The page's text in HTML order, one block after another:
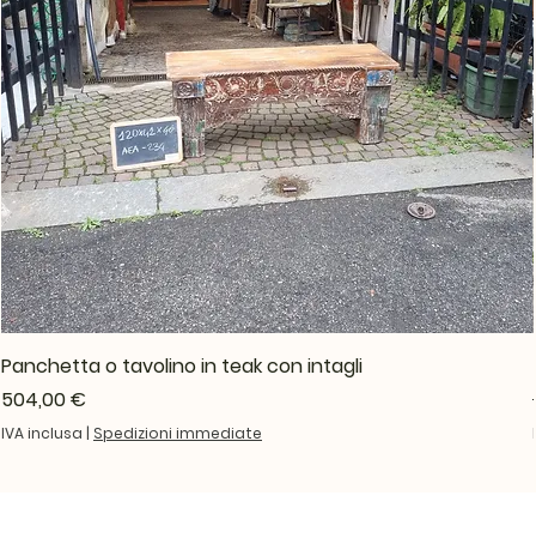
Panchetta o tavolino in teak con intagli
Prezzo
504,00 €
IVA inclusa | Spedizioni immediate